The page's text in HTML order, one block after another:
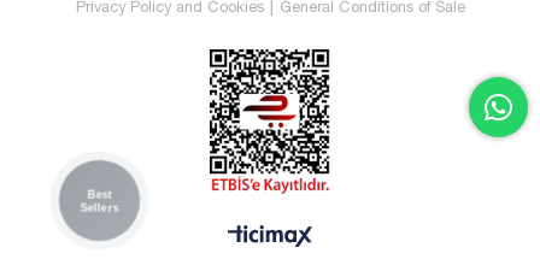
Privacy Policy and Cookies General Conditions of Sale
Best
Sellers